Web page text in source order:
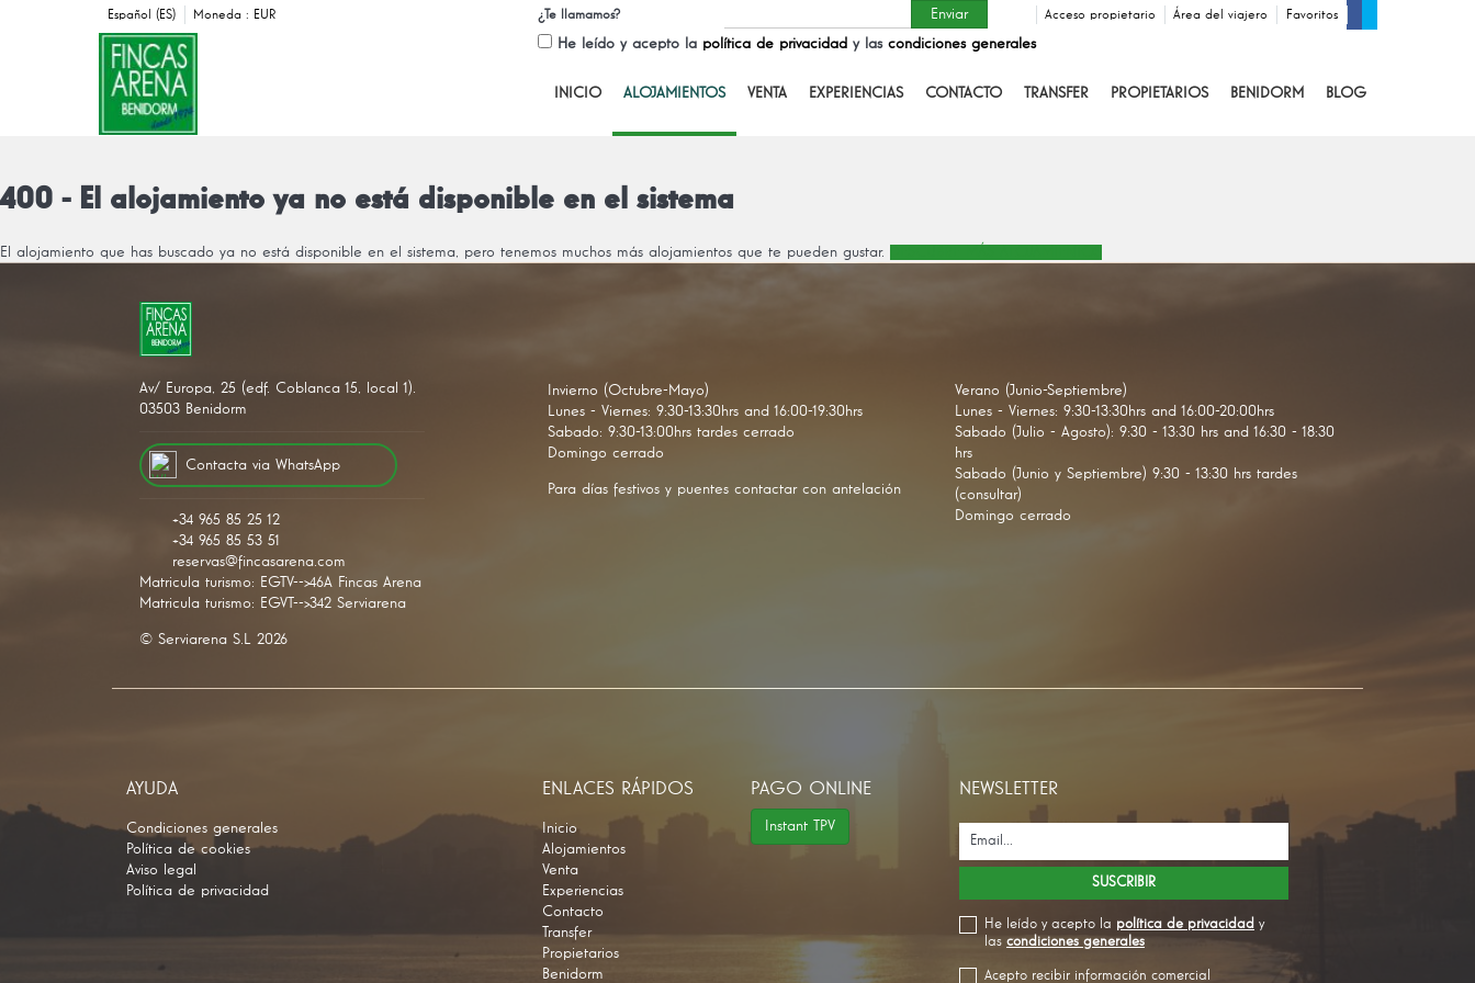
Español (ES) Moneda : EUR Favoritos
Área del viajero
Acceso propietario
¿Te llamamos?
He leído y acepto la política de privacidad y las condiciones generales
INICIO ALOJAMIENTOS VENTA EXPERIENCIAS CONTACTO TRANSFER PROPIETARIOS BENIDORM BLOG
400 - El alojamiento ya no está disponible en el sistema
El alojamiento que has buscado ya no está disponible en el sistema, pero tenemos muchos más alojamientos que te pueden gustar.
Av/ Europa, 25 (edf. Coblanca 15, local 1).
03503 Benidorm
Contacta via WhatsApp
+34647289663
+34 965 85 25 12
+34 965 85 53 51
reservas@fincasarena.com
Matricula turismo: EGTV-->46A Fincas Arena
Matricula turismo: EGVT-->342 Serviarena
Invierno (Octubre-Mayo)
Lunes - Viernes: 9:30-13:30hrs and 16:00-19:30hrs
Sabado: 9:30-13:00hrs tardes cerrado
Domingo cerrado
Para días festivos y puentes contactar con antelación
Verano (Junio-Septiembre)
Lunes - Viernes: 9:30-13:30hrs and 16:00-20:00hrs
Sabado (Julio - Agosto): 9:30 - 13:30 hrs and 16:30 - 18:30
hrs
Sabado (Junio y Septiembre) 9:30 - 13:30 hrs tardes
(consultar)
Domingo cerrado
© Serviarena S.L 2026
AYUDA
Condiciones generales
Política de cookies
Aviso legal
Política de privacidad
ENLACES RÁPIDOS
Inicio
Alojamientos
Venta
Experiencias
Contacto
Transfer
Propietarios
Benidorm
PAGO ONLINE
Instant TPV
NEWSLETTER
He leído y acepto la política de privacidad y
las condiciones generales
Acepto recibir información comercial